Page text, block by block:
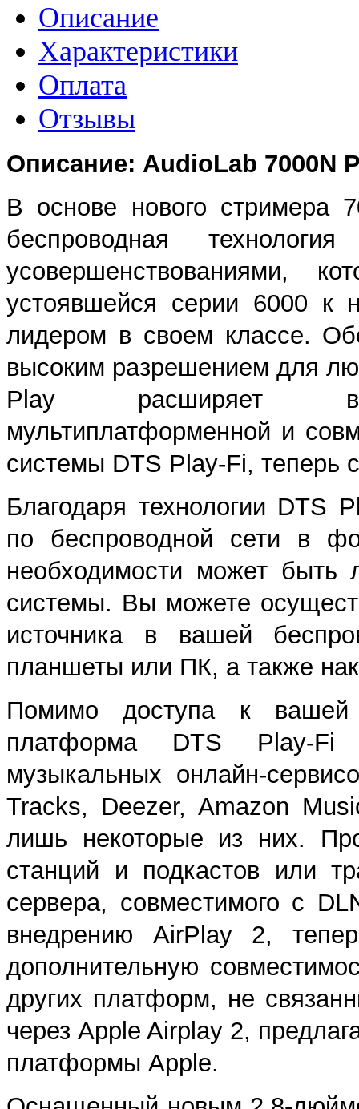
Описание
Характеристики
Оплата
Отзывы
Описание: AudioLab 7000N
В основе нового стримера
беспроводная
усовершенствованиями,
устоявшейся серии 6000 к
лидером в своем классе.
высоким разрешением для
Play расширяет
мультиплатформенной и
системы DTS Play-Fi, теперь
Благодаря технологии DTS
по беспроводной сети в
необходимости может быть
системы. Вы можете
источника в вашей
планшеты или ПК, а также
Помимо доступа к вашей
платформа DTS Play-Fi
музыкальных онлайн-
Tracks, Deezer, Amazon
лишь некоторые из них.
станций и подкастов или
сервера, совместимого с
внедрению AirPlay 2,
дополнительную
других платформ, не
через Apple Airplay 2,
платформы Apple.